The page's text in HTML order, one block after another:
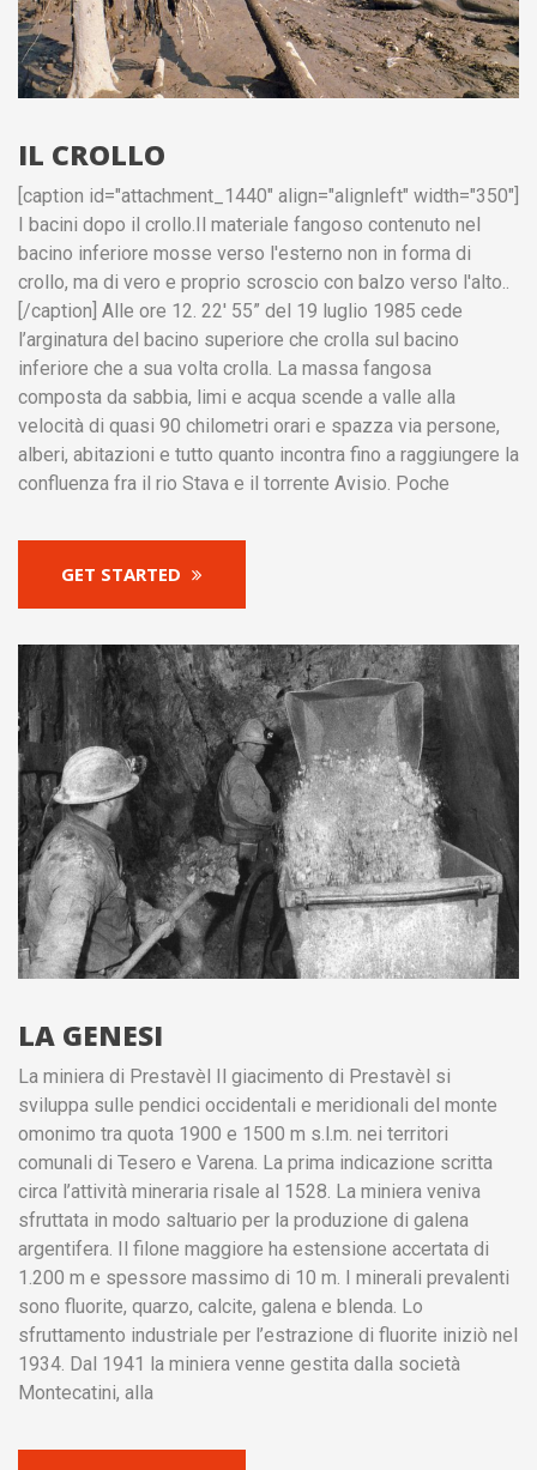
IL CROLLO
[caption id="attachment_1440" align="alignleft" width="350"]
I bacini dopo il crollo.Il materiale fangoso contenuto nel
bacino inferiore mosse verso l'esterno non in forma di
crollo, ma di vero e proprio scroscio con balzo verso l'alto..
[/caption] Alle ore 12. 22′ 55” del 19 luglio 1985 cede
l’arginatura del bacino superiore che crolla sul bacino
inferiore che a sua volta crolla. La massa fangosa
composta da sabbia, limi e acqua scende a valle alla
velocità di quasi 90 chilometri orari e spazza via persone,
alberi, abitazioni e tutto quanto incontra fino a raggiungere la
confluenza fra il rio Stava e il torrente Avisio. Poche
GET STARTED
LA GENESI
La miniera di Prestavèl Il giacimento di Prestavèl si
sviluppa sulle pendici occidentali e meridionali del monte
omonimo tra quota 1900 e 1500 m s.l.m. nei territori
comunali di Tesero e Varena. La prima indicazione scritta
circa l’attività mineraria risale al 1528. La miniera veniva
sfruttata in modo saltuario per la produzione di galena
argentifera. Il filone maggiore ha estensione accertata di
1.200 m e spessore massimo di 10 m. I minerali prevalenti
sono fluorite, quarzo, calcite, galena e blenda. Lo
sfruttamento industriale per l’estrazione di fluorite iniziò nel
1934. Dal 1941 la miniera venne gestita dalla società
Montecatini, alla